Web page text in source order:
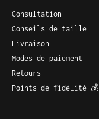
Consultation
Conseils de taille
Livraison
Modes de paiement
Retours
Points de fidélité 💰